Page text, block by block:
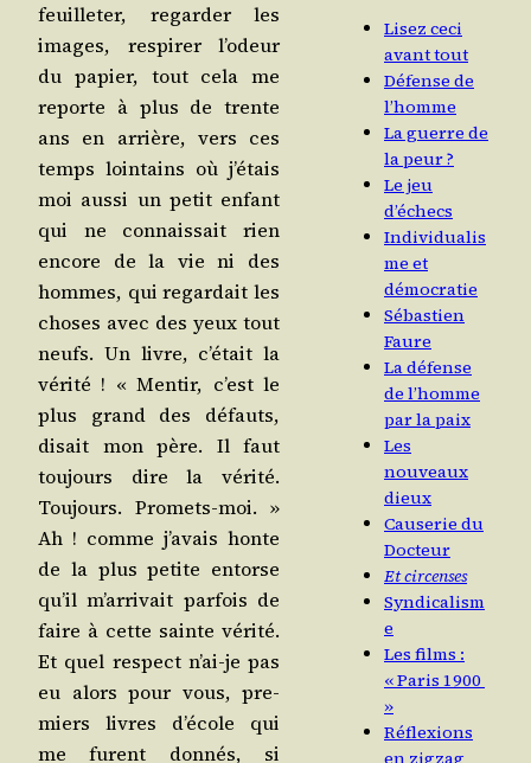
feuille­ter, regar­der les
images, res­pi­rer l’o­deur
du papier, tout cela me
reporte à plus de trente
ans en arrière, vers ces
temps loin­tains où j’é­tais
moi aus­si un petit enfant
qui ne connais­sait rien
encore de la vie ni des
hommes, qui regar­dait les
choses avec des yeux tout
neufs. Un livre, c’é­tait la
véri­té ! « Men­tir, c’est le
plus grand des défauts,
disait mon père. Il faut
tou­jours dire la véri­té.
Tou­jours. Pro­mets-moi. »
Ah ! comme j’a­vais honte
de la plus petite entorse
qu’il m’ar­ri­vait par­fois de
faire à cette sainte véri­té.
Et quel res­pect n’ai-je pas
eu alors pour vous, pre­
miers livres d’é­cole qui
me furent don­nés, si
Lisez ceci
avant tout
Défense de
l’homme
La guerre de
la peur ?
Le jeu
d’échecs
Individualis
me et
démocratie
Sébastien
Faure
La défense
de l’homme
par la paix
Les
nouveaux
dieux
Causerie du
Docteur
Et circenses
Syndicalism
e
Les films :
« Paris 1900
»
Réflexions